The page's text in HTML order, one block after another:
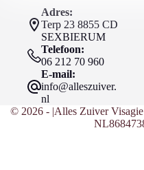
Adres:
Terp 23 8855 CD
SEXBIERUM
Telefoon:
06 212 70 960
E-mail:
info@alleszuiver.
nl
© 2026 - |Alles Zuiver